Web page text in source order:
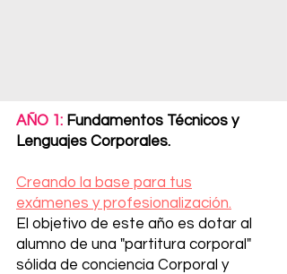
AÑO 1: Fundamentos Técnicos y
Lenguajes Corporales.
Creando la base para tus
exámenes y profesionalización.
El objetivo de este año es dotar al
alumno de una "partitura corporal"
sólida de conciencia Corporal y